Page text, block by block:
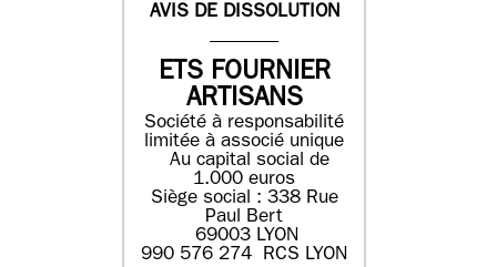
AVIS DE DISSOLUTION
ETS FOURNIER
ARTISANS
Société à responsabilité
limitée à associé unique
Au capital social de
1.000 euros
Siège social : 338 Rue
Paul Bert
69003 LYON
990 576 274 RCS LYON